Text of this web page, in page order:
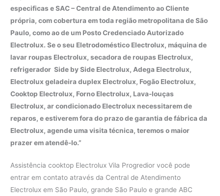
especificas e SAC – Central de Atendimento ao Cliente
própria, com cobertura em toda região metropolitana de São
Paulo, como ao de um Posto Credenciado Autorizado
Electrolux. Se o seu Eletrodoméstico Electrolux, máquina de
lavar roupas Electrolux, secadora de roupas Electrolux,
refrigerador Side by Side Electrolux, Adega Electrolux,
Electrolux geladeira duplex Electrolux, Fogão Electrolux,
Cooktop Electrolux, Forno Electrolux, Lava-louças
Electrolux, ar condicionado Electrolux necessitarem de
reparos, e estiverem fora do prazo de garantia de fábrica da
Electrolux, agende uma visita técnica, teremos o maior
prazer em atendê-lo.”
Assistência cooktop Electrolux Vila Progredior você pode
entrar em contato através da Central de Atendimento
Electrolux em São Paulo, grande São Paulo e grande ABC